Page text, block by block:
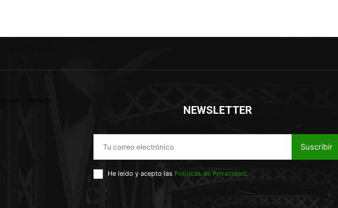
NEWSLETTER
Suscribir
He leído y acepto las Políticas de Privacidad.